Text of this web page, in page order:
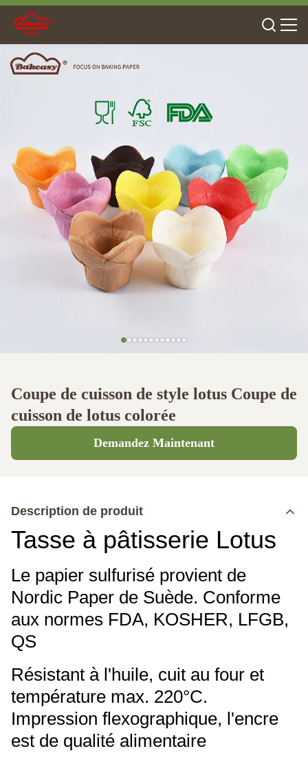
Coupe de cuisson de style lotus Coupe de
cuisson de lotus colorée
Demandez Maintenant
Description de produit
Tasse à pâtisserie Lotus
Le papier sulfurisé provient de
Nordic Paper de Suède. Conforme
aux normes FDA, KOSHER, LFGB,
QS
Résistant à l'huile, cuit au four et
température max. 220°C.
Impression flexographique, l'encre
est de qualité alimentaire